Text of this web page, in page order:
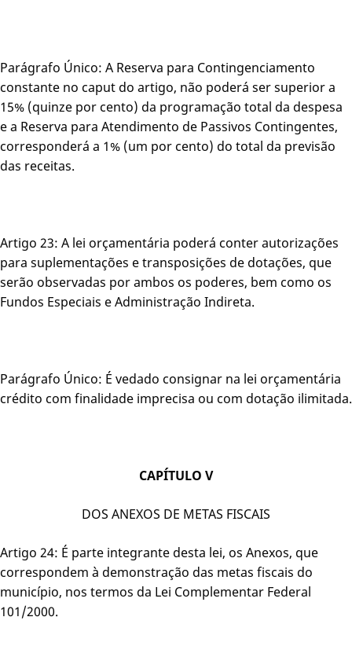
Parágrafo Único: A Reserva para Contingenciamento
constante no caput do artigo, não poderá ser superior a
15% (quinze por cento) da programação total da despesa
e a Reserva para Atendimento de Passivos Contingentes,
corresponderá a 1% (um por cento) do total da previsão
das receitas.
Artigo 23: A lei orçamentária poderá conter autorizações
para suplementações e transposições de dotações, que
serão observadas por ambos os poderes, bem como os
Fundos Especiais e Administração Indireta.
Parágrafo Único: É vedado consignar na lei orçamentária
crédito com finalidade imprecisa ou com dotação ilimitada.
CAPÍTULO V
DOS ANEXOS DE METAS FISCAIS
Artigo 24: É parte integrante desta lei, os Anexos, que
correspondem à demonstração das metas fiscais do
município, nos termos da Lei Complementar Federal
101/2000.